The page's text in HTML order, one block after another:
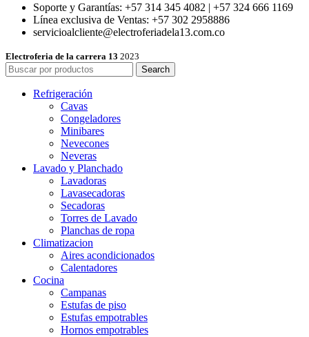
Soporte y Garantías: +57 314 345 4082 | +57 324 666 1169
Línea exclusiva de Ventas: +57 302 2958886
servicioalcliente@electroferiadela13.com.co
Electroferia de la carrera 13 2023
Search
Refrigeración
Cavas
Congeladores
Minibares
Nevecones
Neveras
Lavado y Planchado
Lavadoras
Lavasecadoras
Secadoras
Torres de Lavado
Planchas de ropa
Climatizacion
Aires acondicionados
Calentadores
Cocina
Campanas
Estufas de piso
Estufas empotrables
Hornos empotrables